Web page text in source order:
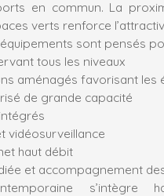
en commun. La
verts renforce
sont pensés
tous les niveaux
aménagés favorisant les
de grande capacité
vidéosurveillance
haut débit
et accompagnement
s’intègre